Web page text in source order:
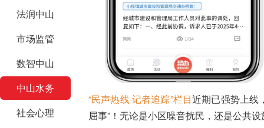
法润中山
市场监管
数智中山
中山水务
社会心理
“民声热线·记者追踪”栏目近期已强势上线
屈事”！无论是小区噪音扰民，还是公共